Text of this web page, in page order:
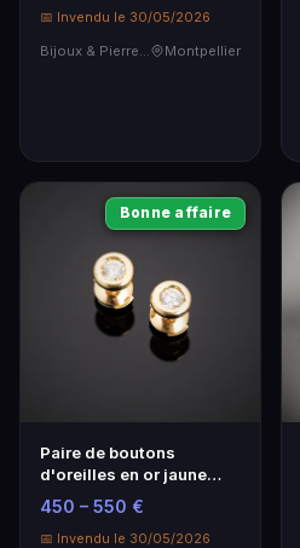
📅 Invendu le 30/05/2026
Bijoux & Pierres Précieuses
Montpellier
Bonne affaire
Paire de boutons
d'oreilles en or jaune
750‰ sertis - Élégance
intemporelle
450 – 550 €
📅 Invendu le 30/05/2026